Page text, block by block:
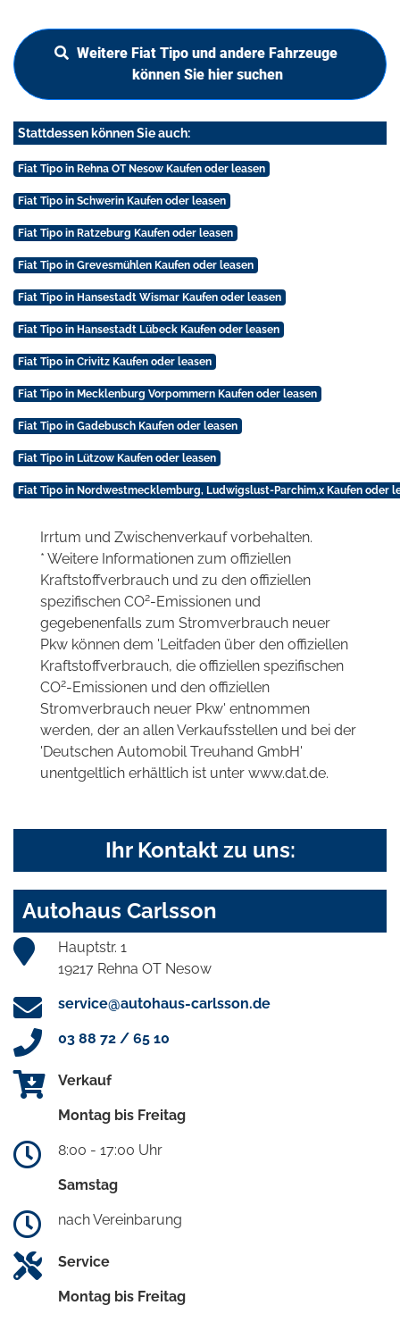
Weitere Fiat Tipo und andere Fahrzeuge
können Sie hier suchen
Stattdessen können Sie auch:
Fiat Tipo in Rehna OT Nesow Kaufen oder leasen
Fiat Tipo in Schwerin Kaufen oder leasen
Fiat Tipo in Ratzeburg Kaufen oder leasen
Fiat Tipo in Grevesmühlen Kaufen oder leasen
Fiat Tipo in Hansestadt Wismar Kaufen oder leasen
Fiat Tipo in Hansestadt Lübeck Kaufen oder leasen
Fiat Tipo in Crivitz Kaufen oder leasen
Fiat Tipo in Mecklenburg Vorpommern Kaufen oder leasen
Fiat Tipo in Gadebusch Kaufen oder leasen
Fiat Tipo in Lützow Kaufen oder leasen
Fiat Tipo in Nordwestmecklemburg, Ludwigslust-Parchim,x Kaufen oder
Irrtum und Zwischenverkauf vorbehalten.
* Weitere Informationen zum offiziellen
Kraftstoffverbrauch und zu den offiziellen
spezifischen CO2-Emissionen und
gegebenenfalls zum Stromverbrauch neuer
Pkw können dem 'Leitfaden über den offiziellen
Kraftstoffverbrauch, die offiziellen spezifischen
CO2-Emissionen und den offiziellen
Stromverbrauch neuer Pkw' entnommen
werden, der an allen Verkaufsstellen und bei der
'Deutschen Automobil Treuhand GmbH'
unentgeltlich erhältlich ist unter www.dat.de.
Ihr Kontakt zu uns:
Autohaus Carlsson
Hauptstr. 1
19217 Rehna OT Nesow
service@autohaus-carlsson.de
03 88 72 / 65 10
Verkauf
Montag bis Freitag
8:00 - 17:00 Uhr
Samstag
nach Vereinbarung
Service
Montag bis Freitag